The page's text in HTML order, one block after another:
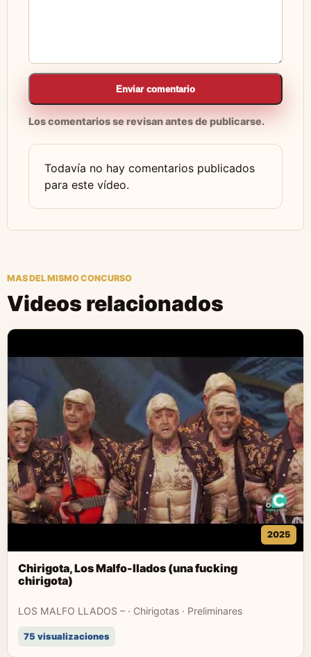
Enviar comentario
Los comentarios se revisan antes de publicarse.
Todavía no hay comentarios publicados
para este vídeo.
MAS DEL MISMO CONCURSO
Videos relacionados
2025
Chirigota, Los Malfo-llados (una fucking
chirigota)
LOS MALFO LLADOS – · Chirigotas · Preliminares
75 visualizaciones